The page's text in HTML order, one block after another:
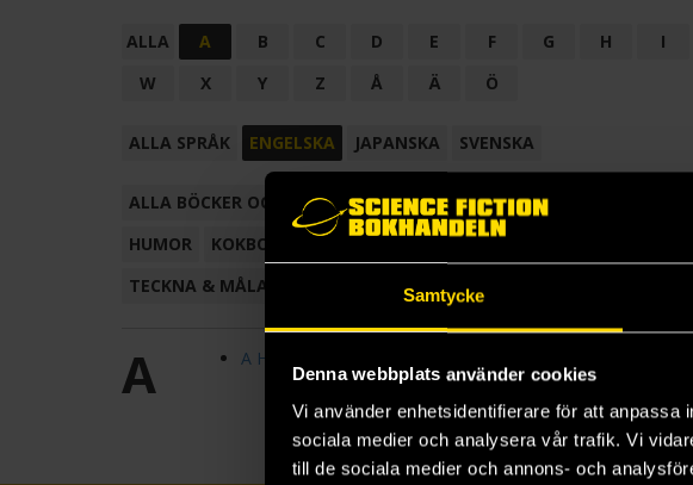
Samtycke
Denna webbplats använder cookies
Vi använder enhetsidentifierare för att anpassa
sociala medier och analysera vår trafik. Vi
till de sociala medier och annons- och
ALLA A B C D E F G H I
W
X Y Z Å Ä Ö
ALLA SPRÅK ENGELSKA JAPANSKA SVENSKA
ALLA BÖCKER OCH TECKNADE SERIER ANTOLOGI
HUMOR
KOKBOK KONSTBOK KORTROMAN
TECKNA & MÅLA
TECKNAD SERIE
A A Heartstopper Novella